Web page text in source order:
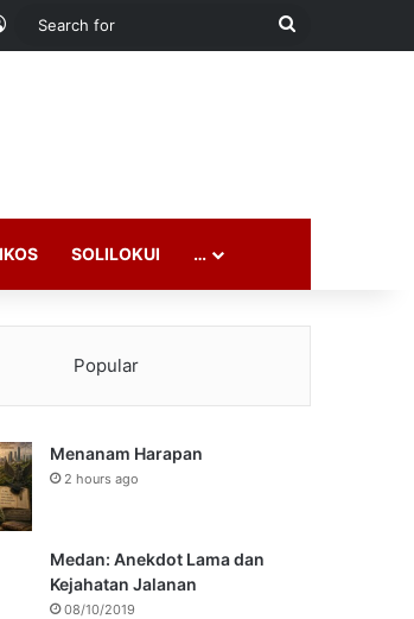
Log In
Search
SOLILOKUI …
Popular
Menanam Harapan
2 hours ago
Medan: Anekdot Lama dan
Kejahatan Jalanan
08/10/2019